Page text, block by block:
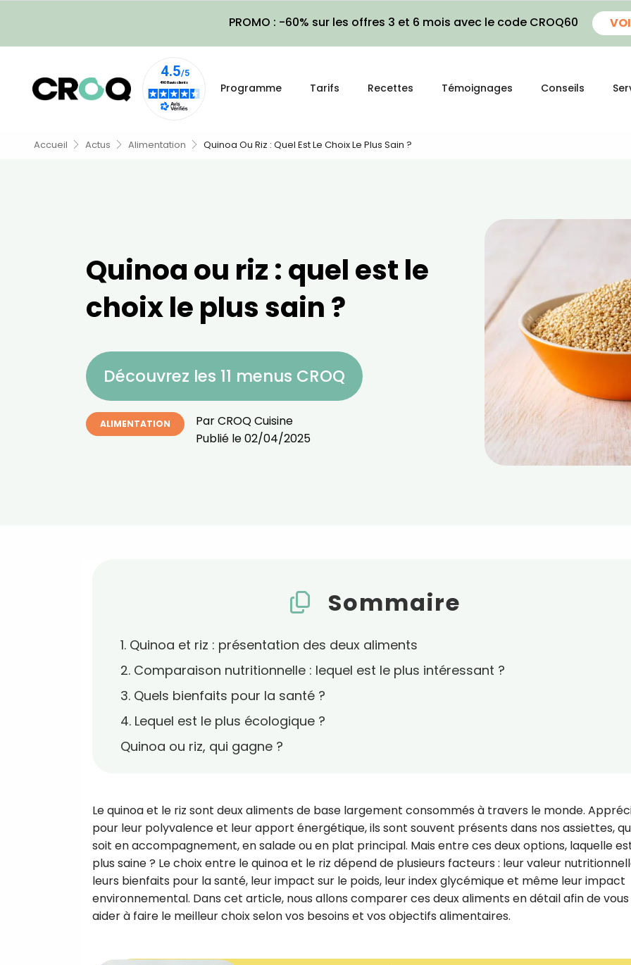
PROMO : -60% sur les offres 3 et 6 mois avec le code CROQ60
Programme Tarifs Recettes Témoignages Conseils
Accueil Actus Alimentation Quinoa Ou Riz : Quel Est Le Choix Le Plus Sain ?
Quinoa ou riz : quel est le
choix le plus sain ?
Découvrez les 11 menus CROQ
ALIMENTATION ParCROQ Cuisine
Publié le02/04/2025
Sommaire
1. Quinoa et riz : présentation des deux aliments
2. Comparaison nutritionnelle : lequel est le plus intéressant ?
3. Quels bienfaits pour la santé ?
4. Lequel est le plus écologique ?
Quinoa ou riz, qui gagne ?
Le quinoa et le riz sont deux aliments de base largement consommés à travers le monde.
pour leur polyvalence et leur apport énergétique, ils sont souvent présents dans nos assiettes,
soit en accompagnement, en salade ou en plat principal. Mais entre ces deux options, laquelle
plus saine ? Le choix entre le quinoa et le riz dépend de plusieurs facteurs : leur valeur
leurs bienfaits pour la santé, leur impact sur le poids, leur index glycémique et même leur impact
environnemental. Dans cet article, nous allons comparer ces deux aliments en détail afin de vous
aider à faire le meilleur choix selon vos besoins et vos objectifs alimentaires.